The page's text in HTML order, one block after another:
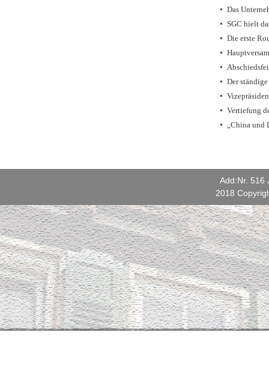
Das
SGC hielt
Die erste
Der
Vertiefung
„China und
Add:Nr. 516
2018